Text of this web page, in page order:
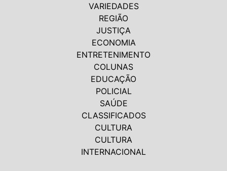
VARIEDADES
REGIÃO
JUSTIÇA
ECONOMIA
ENTRETENIMENTO
COLUNAS
EDUCAÇÃO
POLICIAL
SAÚDE
CLASSIFICADOS
CULTURA
CULTURA
INTERNACIONAL